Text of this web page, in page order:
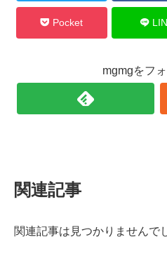
Pocket
mgmgをフ
関連記事
関連記事は見つかりませんで